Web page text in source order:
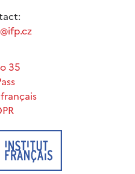
35